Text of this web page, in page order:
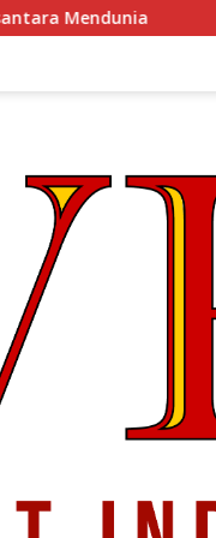
KONGRES Wanita